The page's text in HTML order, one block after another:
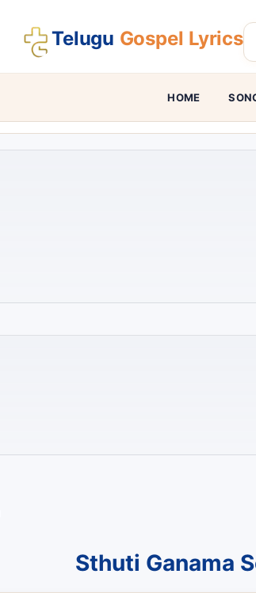
Telugu Gospel Lyrics
HOME
Sthuti Ganama